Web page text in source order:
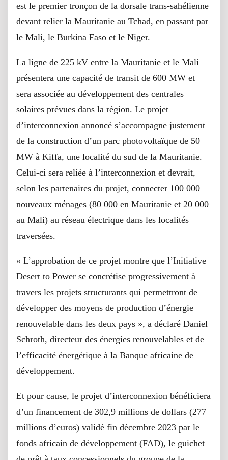
est le premier tronçon de la dorsale trans-sahélienne
devant relier la Mauritanie au Tchad, en passant par
le Mali, le Burkina Faso et le Niger.
La ligne de 225 kV entre la Mauritanie et le Mali
présentera une capacité de transit de 600 MW et
sera associée au développement des centrales
solaires prévues dans la région. Le projet
d’interconnexion annoncé s’accompagne justement
de la construction d’un parc photovoltaïque de 50
MW à Kiffa, une localité du sud de la Mauritanie.
Celui-ci sera reliée à l’interconnexion et devrait,
selon les partenaires du projet, connecter 100 000
nouveaux ménages (80 000 en Mauritanie et 20 000
au Mali) au réseau électrique dans les localités
traversées.
« L’approbation de ce projet montre que l’Initiative
Desert to Power se concrétise progressivement à
travers les projets structurants qui permettront de
développer des moyens de production d’énergie
renouvelable dans les deux pays », a déclaré Daniel
Schroth, directeur des énergies renouvelables et de
l’efficacité énergétique à la Banque africaine de
développement.
Et pour cause, le projet d’interconnexion bénéficiera
d’un financement de 302,9 millions de dollars (277
millions d’euros) validé fin décembre 2023 par le
fonds africain de développement (FAD), le guichet